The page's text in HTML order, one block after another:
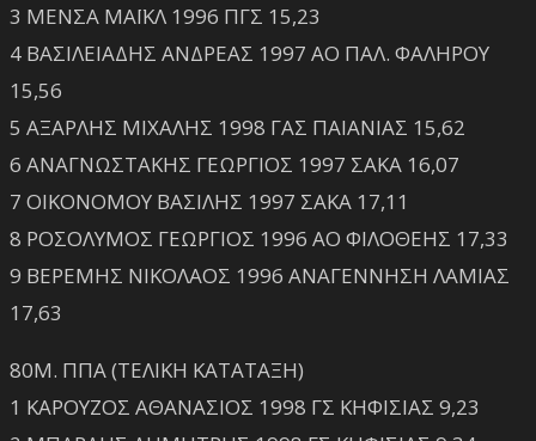
3 ΜΕΝΣΑ ΜΑΪΚΛ 1996 ΠΓΣ 15,23
4 ΒΑΣΙΛΕΙΑΔΗΣ ΑΝΔΡΕΑΣ 1997 ΑΟ ΠΑΛ. ΦΑΛΗΡΟΥ
15,56
5 ΑΞΑΡΛΗΣ ΜΙΧΑΛΗΣ 1998 ΓΑΣ ΠΑΙΑΝΙΑΣ 15,62
6 ΑΝΑΓΝΩΣΤΑΚΗΣ ΓΕΩΡΓΙΟΣ 1997 ΣΑΚΑ 16,07
7 ΟΙΚΟΝΟΜΟΥ ΒΑΣΙΛΗΣ 1997 ΣΑΚΑ 17,11
8 ΡΟΣΟΛΥΜΟΣ ΓΕΩΡΓΙΟΣ 1996 ΑΟ ΦΙΛΟΘΕΗΣ 17,33
9 ΒΕΡΕΜΗΣ ΝΙΚΟΛΑΟΣ 1996 ΑΝΑΓΕΝΝΗΣΗ ΛΑΜΙΑΣ
17,63
80Μ. ΠΠΑ (ΤΕΛΙΚΗ ΚΑΤΑΤΑΞΗ)
1 ΚΑΡΟΥΖΟΣ ΑΘΑΝΑΣΙΟΣ 1998 ΓΣ ΚΗΦΙΣΙΑΣ 9,23